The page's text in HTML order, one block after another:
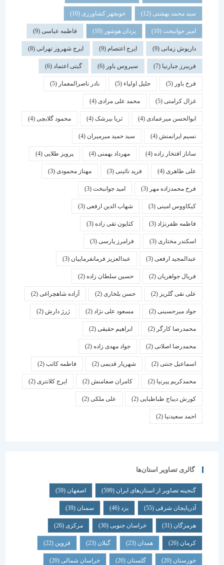
سید محمد بهشتی(12) خوبچهر کشاورزی(10)
امیر جوانبخت(10) یزدان هوشور(10) فاطمه عباسی(9)
داریوش زمانی(9) ایرج اعتصام(9) ایرج شهروز تهرانی(8)
فریبرز جبارنیا(7) سیروس باور(6) گیتی اعتماد(6)
فرخ باور(5) جلیل اولیاء(5) نادر ناصرالمعمار (5)
غزال کرامتی(5) محمد علی مرادی(4)
ابوالحسن میرعمادی(4) ثریا بیرشک(4) محمود گلابچی(4)
نسیم ایرانمنش(4) سید حمید میرمیران(4)
ساناز افتخار زاده(4) مهرداد بهمنی (4) پرویز طلایی(4)
علی طاهری(4) فرید نائینی(3) مهناز محمودی(3)
فرخ محمدزاده مهر(3) امید جوانبخت(3)
کیکاووس امینی(3) شهاب الدین ارفعی(3)
فاطمه ظفرنژاد(3) کتایون تقی زاده(3)
اسكندر مختاری (3) فرامرز پارسی(3)
عبدالمجید ارفعی(3) عبدالعزیز فرمانفرماییان(3)
فریال جواهریان(2) حسین سلطان زاده(2)
علی نقی گلریز(2) حسن بلخاری(2) آزاده شاهچراغی(2)
جواد میرحسینی(2) مسعود علی نژاد(2) ژرژ دارش (2)
محمدرضا کارگر(2) ابراهیم حقیقی(2)
محمدرضا اصلانی(2) جواد مهدی زاده(2)
اسماعیل جنتی(2) شهریار قدیمی(2) فاطمه کاتب(2)
محمدکریم پیرنیا (2) کامران صفامنش(2) ایرج کلانتری (2)
کورش دیباج طباطبایی(2) علی ملکی(2)
احمد سعیدنیا (2)
گالری تصاویر استان‌ها
گنجینه تصاویر از استان‌های ایران(599) اصفهان (59)
آذربایجان شرقی(55) یزد سمنان (39)
هرمزگان(31) خراسان جنوبی(30) مرکزی (26)
همدان گیلان قزوین
خوزستان(20) گلستان (20) خراسان شمالی(20)